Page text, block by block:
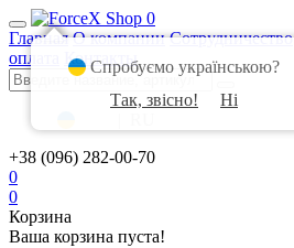
0
Главная О компании Сотрудничество
оплата
Контакты
+38 (096) 282-00-70
0
0
Корзина
Ваша корзина пуста!
Спробуємо українською?
Так, звісно!
Ні